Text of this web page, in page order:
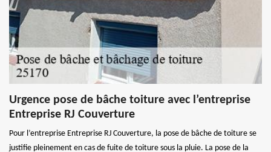
Urgence pose de bâche toiture avec l’entreprise
Entreprise RJ Couverture
Pour l’entreprise Entreprise RJ Couverture, la pose de bâche de toiture se
justifie pleinement en cas de fuite de toiture sous la pluie. La pose de la